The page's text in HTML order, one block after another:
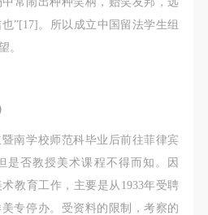
”[17]。所以成立中国留法学生组
。
南学校师范科毕业后前往菲律宾
是否教授美术课程不得而知。因
教育工作，主要是从1933年受聘
专停办。受资料的限制，考察的